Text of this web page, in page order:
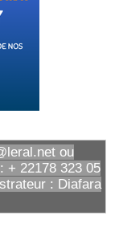
ou
+ 22178 323 05
: Diafara